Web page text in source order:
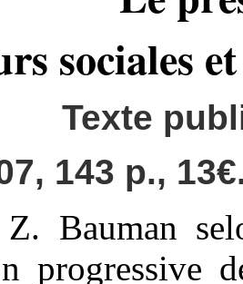
sociales
Texte
143 p.,
Z. Bauman
progressive